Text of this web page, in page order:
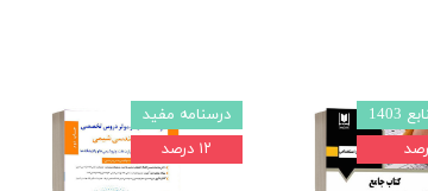
نشر چهارخونه